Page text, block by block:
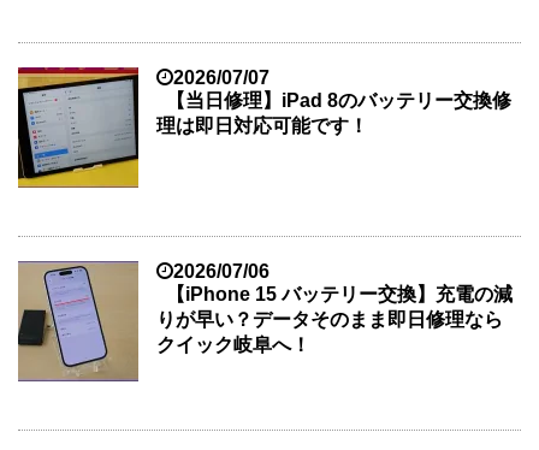
2026/07/07
【当日修理】iPad 8のバッテリー交換修
理は即日対応可能です！
2026/07/06
【iPhone 15 バッテリー交換】充電の減
りが早い？データそのまま即日修理なら
クイック岐阜へ！